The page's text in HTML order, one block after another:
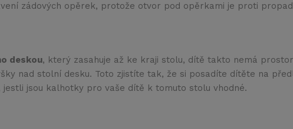
zádových opěrek, protože otvor pod opěrkami je proti
deskou, který zasahuje až ke kraji stolu, dítě takto nemá
nad stolní desku. Toto zjistíte tak, že si posadíte dítěte na
jsou kalhotky pro vaše dítě k tomuto stolu vhodné.